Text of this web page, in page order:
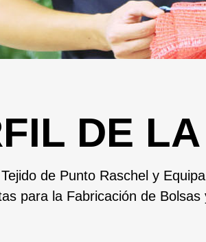
DE
de Punto Raschel y
para la Fabricación de Bolsas